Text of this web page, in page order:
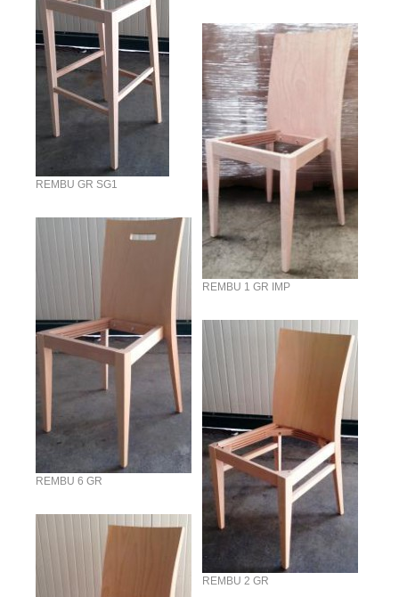
REMBU GR SG1
REMBU 1 GR IMP
REMBU 6 GR
REMBU 2 GR